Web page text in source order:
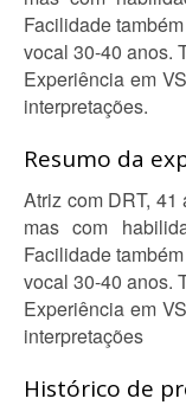
Facilidade
vocal 30-40 anos.
Experiência em
interpretações.
Resumo da
Atriz com DRT, 41
mas com
Facilidade
vocal 30-40 anos.
Experiência em
interpretações
Histórico de